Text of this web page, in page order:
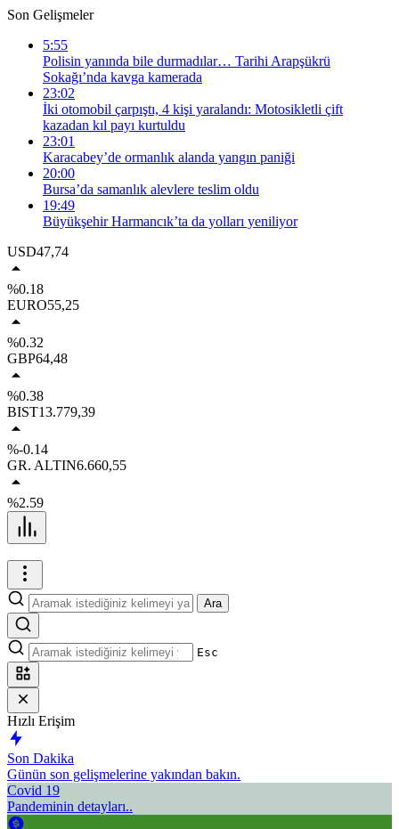
Son Gelişmeler
5:55
Polisin yanında bile durmadılar… Tarihi Arapşükrü
Sokağı’nda kavga kamerada
23:02
İki otomobil çarpıştı, 4 kişi yaralandı: Motosikletli çift
kazadan kıl payı kurtuldu
23:01
Karacabey’de ormanlık alanda yangın paniği
20:00
Bursa’da samanlık alevlere teslim oldu
19:49
Büyükşehir Harmancık’ta da yolları yeniliyor
USD47,74
%0.18
EURO55,25
%0.32
GBP64,48
%0.38
BIST13.779,39
%-0.14
GR. ALTIN6.660,55
%2.59
Ara
Esc
Hızlı Erişim
Son Dakika
Günün son gelişmelerine yakından bakın.
Covid 19
Pandeminin detayları..